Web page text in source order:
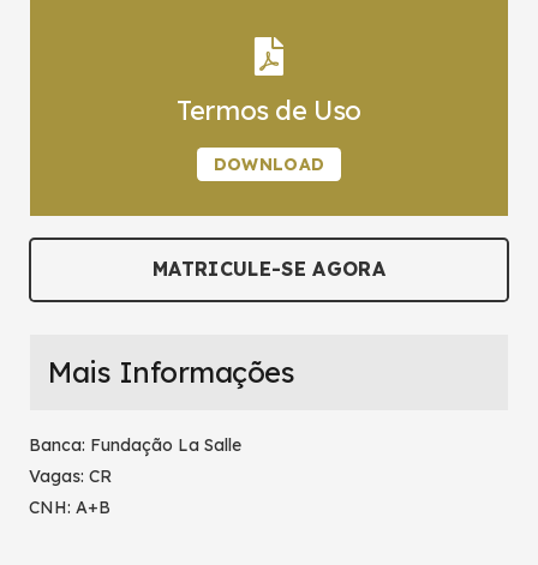
Termos de Uso
DOWNLOAD
MATRICULE-SE AGORA
Mais Informações
Banca: Fundação La Salle
Vagas: CR
CNH: A+B